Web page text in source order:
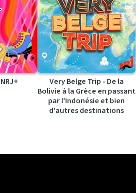
Very Belge Trip - De la
Bolivie à la Grèce en passant
par l'Indonésie et bien
d'autres destinations